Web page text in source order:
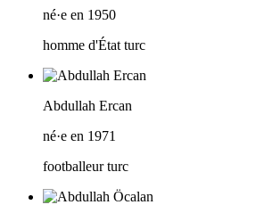
né·e en 1950
homme d'État turc
Abdullah Ercan
né·e en 1971
footballeur turc